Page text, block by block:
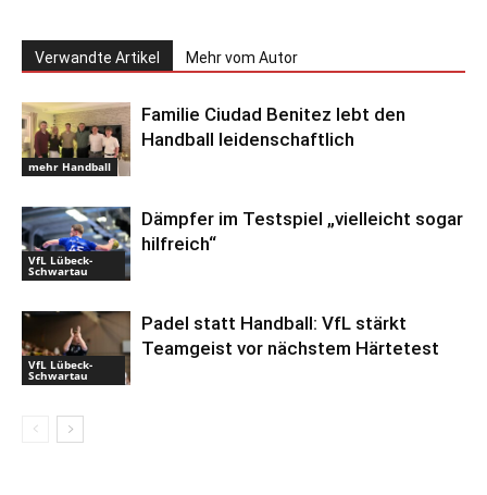
Verwandte Artikel Mehr vom Autor
mehr Handball
Familie Ciudad Benitez lebt den
Handball leidenschaftlich
VfL Lübeck-
Schwartau
Dämpfer im Testspiel „vielleicht sogar
hilfreich“
VfL Lübeck-
Schwartau
Padel statt Handball: VfL stärkt
Teamgeist vor nächstem Härtetest